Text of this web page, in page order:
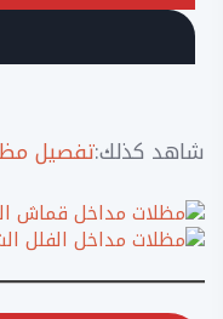
شاهد كذلك:تفصيل